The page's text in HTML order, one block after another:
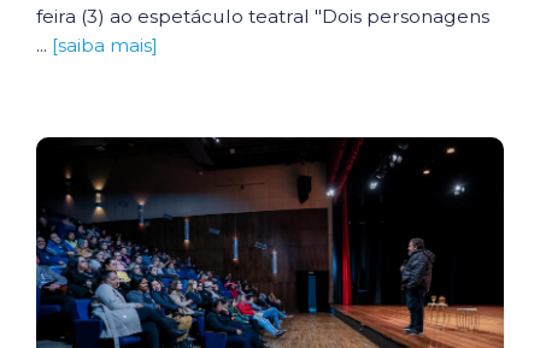
feira (3) ao espetáculo teatral "Dois personagens
... [saiba mais]